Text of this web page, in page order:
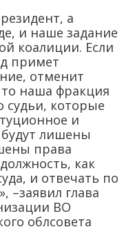
а
и наше задание
коалиции. Если
примет
отменит
наша фракция
судьи, которые
и
лишены
права
как
и отвечать по
–заявил глава
ВО
облсовета